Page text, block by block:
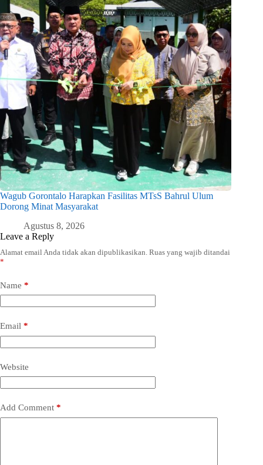
Wagub Gorontalo Harapkan Fasilitas MTsS Bahrul Ulum
Dorong Minat Masyarakat
Agustus 8, 2026
Leave a Reply
Alamat email Anda tidak akan dipublikasikan. Ruas yang wajib ditandai
*
Name *
Email *
Website
Add Comment *